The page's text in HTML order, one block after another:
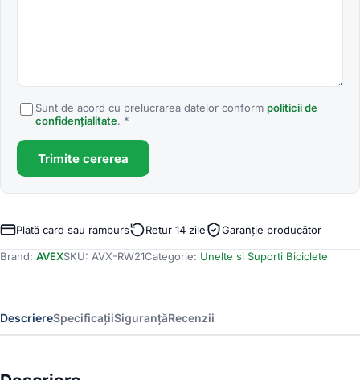
Sunt de acord cu prelucrarea datelor conform politicii de
confidențialitate. *
Trimite cererea
Plată card sau ramburs Retur 14 zile Garanție producător
Brand: AVEXSKU: AVX-RW21Categorie: Unelte si Suporti Biciclete
DescriereSpecificațiiSiguranțăRecenzii